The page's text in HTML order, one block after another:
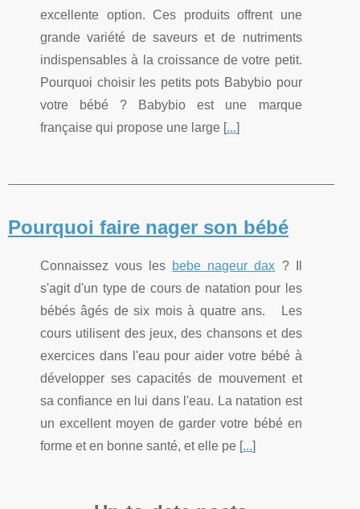
excellente option. Ces produits offrent une
grande variété de saveurs et de nutriments
indispensables à la croissance de votre petit.
Pourquoi choisir les petits pots Babybio pour
votre bébé ? Babybio est une marque
française qui propose une large [...]
Pourquoi faire nager son bébé
Connaissez vous les bebe nageur dax ? Il
s'agit d'un type de cours de natation pour les
bébés âgés de six mois à quatre ans. Les
cours utilisent des jeux, des chansons et des
exercices dans l'eau pour aider votre bébé à
développer ses capacités de mouvement et
sa confiance en lui dans l'eau. La natation est
un excellent moyen de garder votre bébé en
forme et en bonne santé, et elle pe [...]